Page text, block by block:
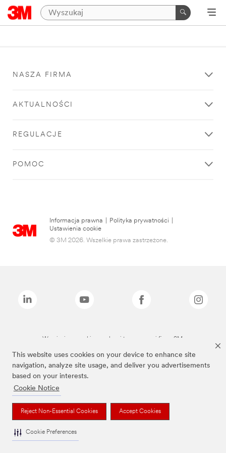
This website uses cookies on your device to enhance site
navigation, analyze site usage, and deliver you advertisements
based on your interests.
Cookie Notice
Reject Non-Essential Cookies Accept Cookies
Cookie Preferences
NASZA FIRMA
AKTUALNOŚCI
REGULACJE
POMOC
Informacja prawna Polityka prywatności
Ustawienia cookie
© 3M 2026. Wszelkie prawa zastrzeżone.
Wymienione marki są znakami towarowymi firmy 3M.